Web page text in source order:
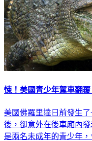
悚！美國青少年駕車翻
美國佛羅里達日前發生
後，卻意外在後車廂內
是兩名未成年的青少年